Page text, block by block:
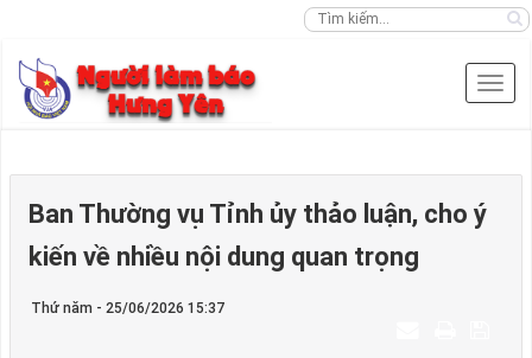
Ban Thường vụ Tỉnh ủy thảo luận, cho ý
kiến về nhiều nội dung quan trọng
Thứ năm - 25/06/2026 15:37